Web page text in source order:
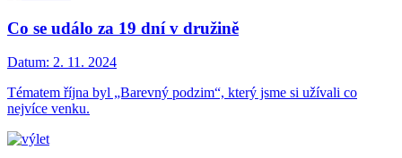
Co se událo za 19 dní v družině
Datum: 2. 11. 2024
Tématem října byl „Barevný podzim“, který jsme si užívali co
nejvíce venku.